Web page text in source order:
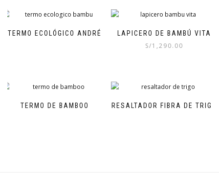
TERMO ECOLÓGICO ANDRÉ LAPICERO DE BAMBÚ VITA
S/1,290.00
TERMO DE BAMBOO RESALTADOR FIBRA DE TRIGO